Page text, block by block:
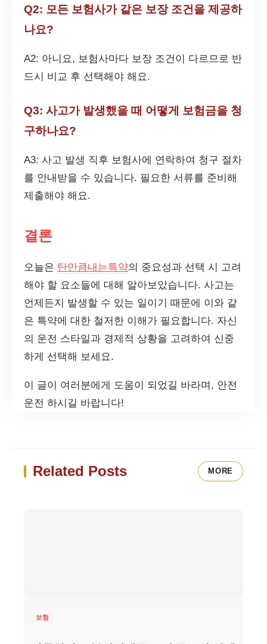
Q2: 모든 보험사가 같은 보장 조건을 제공하
나요?
A2: 아니요, 보험사마다 보장 조건이 다르므로 반
드시 비교 후 선택해야 해요.
Q3: 사고가 발생했을 때 어떻게 보험금을 청
구하나요?
A3: 사고 발생 직후 보험사에 연락하여 청구 절차
를 안내받을 수 있습니다. 필요한 서류를 준비해
제출해야 해요.
결론
오늘은 탄만큼내는특약의 중요성과 선택 시 고려
해야 할 요소들에 대해 알아보았습니다. 사고는
언제든지 발생할 수 있는 일이기 때문에 이와 같
은 특약에 대한 철저한 이해가 필요합니다. 자신
의 운전 스타일과 경제적 상황을 고려하여 신중
하게 선택해 보세요.
이 글이 여러분에게 도움이 되었길 바라며, 안전
운전 하시길 바랍니다!
Related Posts MORE
보험